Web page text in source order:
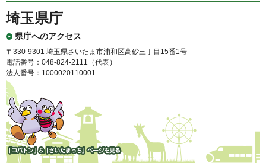
埼玉県庁
県庁へのアクセス
〒330-9301 埼玉県さいたま市浦和区高砂三丁目15番1号
電話番号：048-824-2111（代表）
法人番号：1000020110001
「コバトン」&「さいたまっ